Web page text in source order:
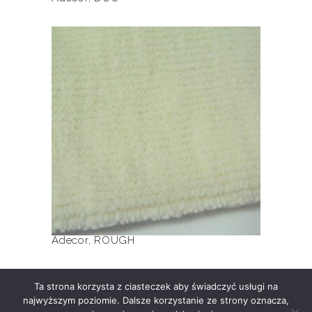
Ten
stronie
produktu
Adecor, ROUGH
Ta strona korzysta z ciasteczek aby świadczyć usługi na
najwyższym poziomie. Dalsze korzystanie ze strony oznacza,